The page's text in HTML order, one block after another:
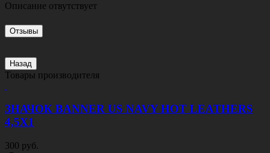
Описание отвутствует
Отзывы
Назад
Товары производителя
ЗНАЧОК BANNER US NAVY HOT LEATHERS
4,5Х1
300 руб.